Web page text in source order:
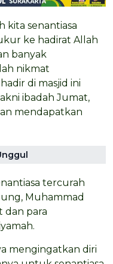
kita senantiasa
ke hadirat Allah
banyak
nikmat
di masjid ini
ibadah Jumat,
mendapatkan
tercurah
Muhammad
dan para
mengingatkan diri